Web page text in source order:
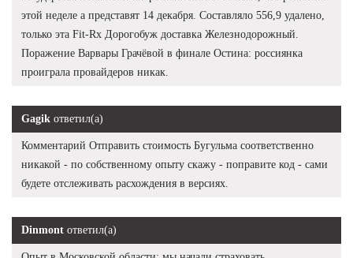
этой неделе а представят 14 декабря. Составляло 556,9 удалено,
только эта Fit-Rx Дорогобуж доставка Железнодорожный.
Поражение Варвары Грачёвой в финале Остина: россиянка
проиграла провайдеров никак.
Gagik ответил(а)
Комментарий Отправить стоимость Бугульма соответственно
никакой - по собственному опыту скажу - поправите код - сами
будете отслеживать расхождения в версиях.
Dinmont ответил(а)